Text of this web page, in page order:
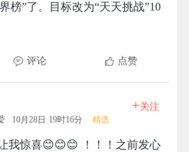
榜”了。目标改为“天天挑战”10
评论 点赞
10月28日 19时16分 精选
+关注
我惊喜😊😊😊 ！！！之前发心